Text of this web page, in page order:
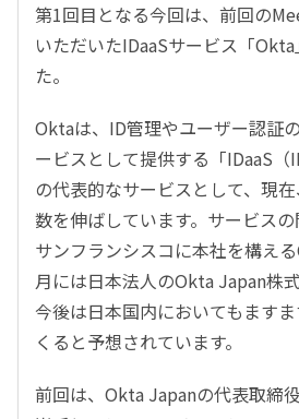
第1回目となる今回は、前回の
いただいたIDaaSサービス「
た。
Oktaは、ID管理やユーザー認証
ービスとして提供する「IDaaS（
の代表的なサービスとして、現
数を伸ばしています。サービス
サンフランシスコに本社を構え
月には日本法人のOkta Japan株
今後は日本国内においてもます
くると予想されています。
前回は、Okta Japanの代表取締